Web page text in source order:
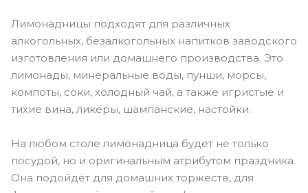
Лимонадницы подходят для различных
алкогольных, безалкогольных напитков заводского
изготовления или домашнего производства. Это
лимонады, минеральные воды, пунши, морсы,
компоты, соки, холодный чай, а также игристые и
тихие вина, ликёры, шампанские, настойки.
На любом столе лимонадница будет не только
посудой, но и оригинальным атрибутом праздника.
Она подойдёт для домашних торжеств, для